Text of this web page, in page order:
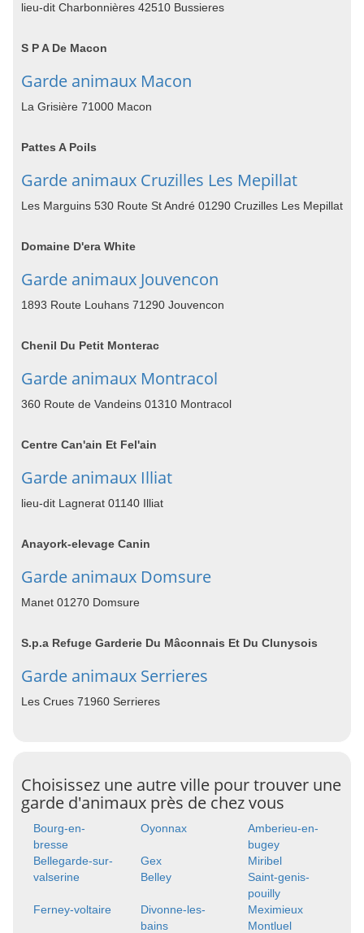
lieu-dit Charbonnières 42510 Bussieres
S P A De Macon
Garde animaux Macon
La Grisière 71000 Macon
Pattes A Poils
Garde animaux Cruzilles Les Mepillat
Les Marguins 530 Route St André 01290 Cruzilles Les Mepillat
Domaine D'era White
Garde animaux Jouvencon
1893 Route Louhans 71290 Jouvencon
Chenil Du Petit Monterac
Garde animaux Montracol
360 Route de Vandeins 01310 Montracol
Centre Can'ain Et Fel'ain
Garde animaux Illiat
lieu-dit Lagnerat 01140 Illiat
Anayork-elevage Canin
Garde animaux Domsure
Manet 01270 Domsure
S.p.a Refuge Garderie Du Mâconnais Et Du Clunysois
Garde animaux Serrieres
Les Crues 71960 Serrieres
Choisissez une autre ville pour trouver une
garde d'animaux près de chez vous
Bourg-en-
bresse
Oyonnax
Amberieu-en-
bugey
Bellegarde-sur-
valserine
Gex
Miribel
Belley
Saint-genis-
pouilly
Ferney-voltaire
Divonne-les-
bains
Meximieux
Montluel